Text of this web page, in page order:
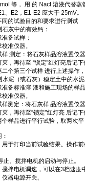
等， 用 的 Nacl 溶液代替
、E2，E1-E2 应大于 25mV。
的试验目的和要求进行测试
石灰中的有效钙：
备试样；
准仪器。
测定：将石灰样品溶液置仪
灭，再待至 “锁定"红灯亮后记
二个第三个试样 进行上述操作
水泥（或石灰）稳定土中的水
备标准溶 液和施工现场的样
准仪器。
测定：将石灰样 品溶液置仪
灭，再待至“锁定"红灯亮 后记
个样品进行平行试验，取两次
于打印当前试验结果。操作
。搅拌电机的启动与停止。
拌电机调速，可以在3档速度
器电源开关。